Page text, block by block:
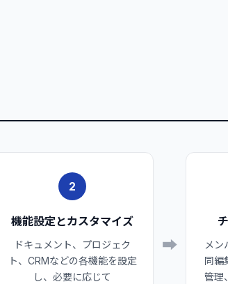
2
機能設定とカスタマイズ
ドキュメント、プロジェク
ト、CRMなどの各機能を設定
し、必要に応じて
➡
メン
同編
管理